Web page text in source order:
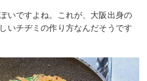
いですよね。これが、大阪出身の
いチヂミの作り方なんだそうです